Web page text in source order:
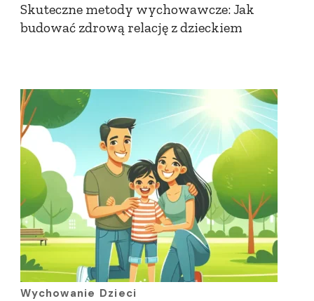
Skuteczne metody wychowawcze: Jak
budować zdrową relację z dzieckiem
Wychowanie Dzieci